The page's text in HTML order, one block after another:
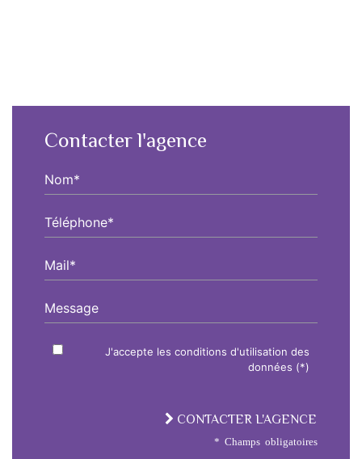
Contacter l'agence
Nom*
Téléphone*
Mail*
Message
J'accepte les conditions d'utilisation des
données (*)
CONTACTER L'AGENCE
* Champs obligatoires